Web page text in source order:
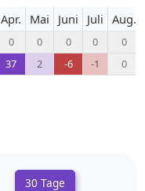
Apr. Mai Juni Juli Aug.
0 0 0 0
0
37 2 -6 -1 0
30 Tage